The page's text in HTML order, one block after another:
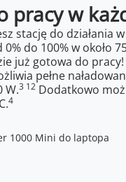
pracy w
stację do działania
do 100% w około
już gotowa do
pełne
W.3 12Dodatkowo
4